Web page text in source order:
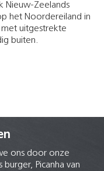
Nieuw-Zeelands
het Noordereiland in
uitgestrekte
buiten.
ons door onze
Picanha van